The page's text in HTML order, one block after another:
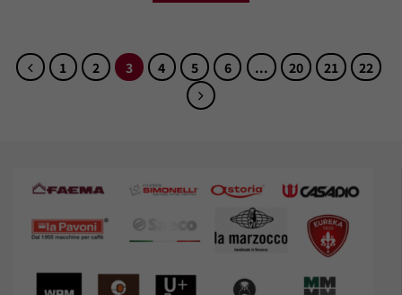
1 2 3 4 5 6 ... 20 21 22